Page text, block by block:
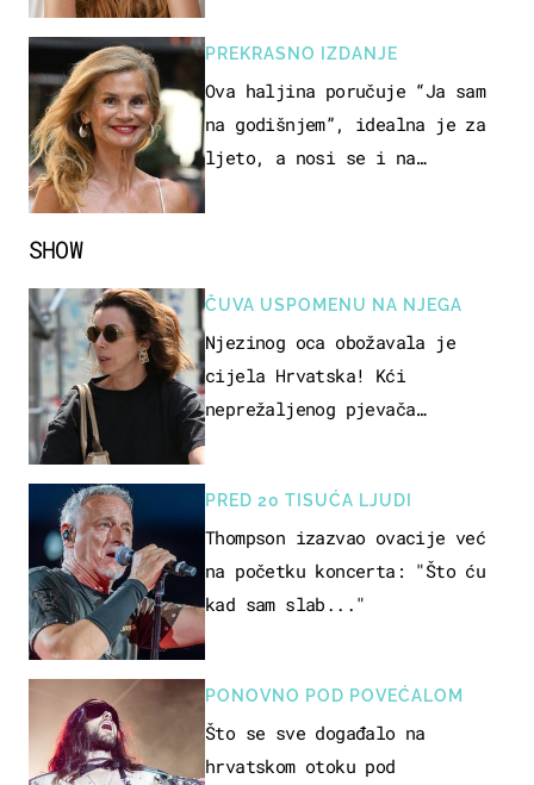
SHOW
ČUVA USPOMENU NA NJEGA
Njezinog oca obožavala je
cijela Hrvatska! Kći
neprežaljenog pjevača
PRED 20 TISUĆA LJUDI
Thompson izazvao ovacije već
na početku koncerta: "Što ću
kad sam slab..."
PONOVNO POD POVEĆALOM
Što se sve događalo na
hrvatskom otoku pod
PREKRASNO IZDANJE
Ova haljina poručuje “Ja sam
na godišnjem”, idealna je za
ljeto, a nosi se i na